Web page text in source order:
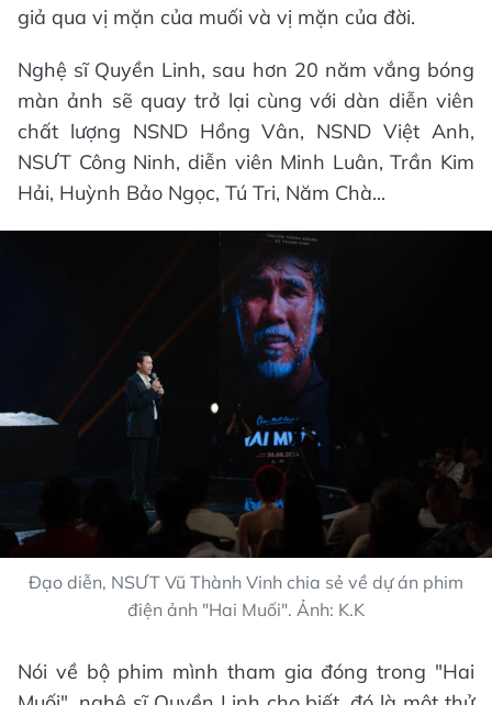
giả qua vị mặn của muối và vị mặn của đời.
Nghệ sĩ Quyền Linh, sau hơn 20 năm vắng bóng
màn ảnh sẽ quay trở lại cùng với dàn diễn viên
chất lượng NSND Hồng Vân, NSND Việt Anh,
NSƯT Công Ninh, diễn viên Minh Luân, Trần Kim
Hải, Huỳnh Bảo Ngọc, Tú Tri, Năm Chà...
Đạo diễn, NSƯT Vũ Thành Vinh chia sẻ về dự án phim
điện ảnh "Hai Muối". Ảnh: K.K
Nói về bộ phim mình tham gia đóng trong "Hai